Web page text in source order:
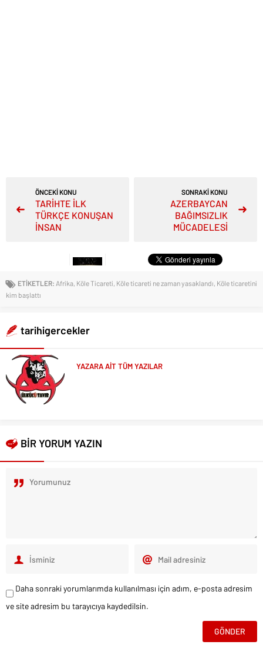
ÖNCEKİ KONU
TARİHTE İLK
TÜRKÇE KONUŞAN
İNSAN
SONRAKİ KONU
AZERBAYCAN
BAĞIMSIZLIK
MÜCADELESİ
ETİKETLER: Afrika, Köle Ticareti, Köle ticareti ne zaman yasaklandı, Köle ticaretini
kim başlattı
tarihigercekler
YAZARA AİT TÜM YAZILAR
BİR YORUM YAZIN
Daha sonraki yorumlarımda kullanılması için adım, e-posta adresim
ve site adresim bu tarayıcıya kaydedilsin.